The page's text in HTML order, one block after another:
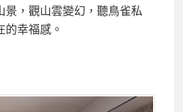
景，觀山雲變幻，聽鳥雀私
幸福感。